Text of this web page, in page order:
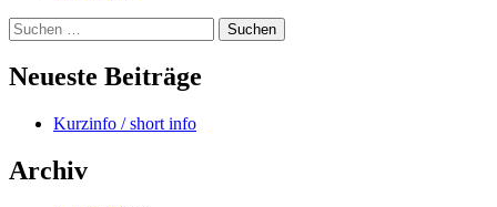
Suchen
nach:
Neueste Beiträge
Kurzinfo / short info
Archiv